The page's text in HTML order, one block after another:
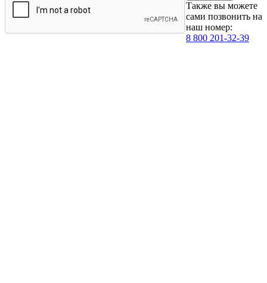
Также вы можете
сами позвонить на
наш номер:
8 800 201-32-39